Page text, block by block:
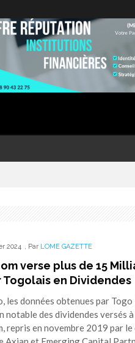
2024 , Par LOME GAZETTE
verse plus de 15
Togolais en Dividendes
les données obtenues par
notable des dividendes versés
repris en novembre 2019 par